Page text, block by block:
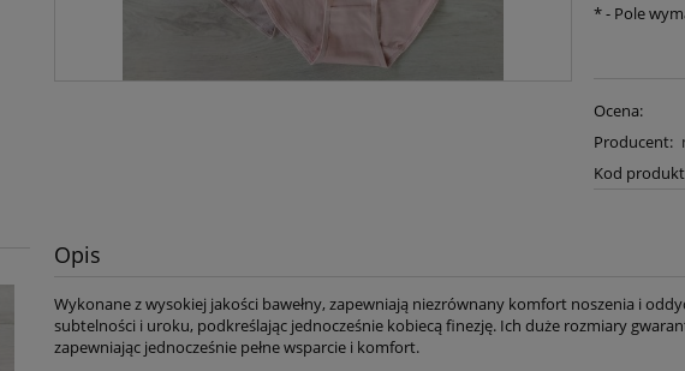
*- Pole
Ocena:
Producent:
Kod
Opis
Wykonane z wysokiej jakości bawełny, zapewniają niezrównany komfort noszenia i
subtelności i uroku, podkreślając jednocześnie kobiecą finezję. Ich duże rozmiary
zapewniając jednocześnie pełne wsparcie i komfort.